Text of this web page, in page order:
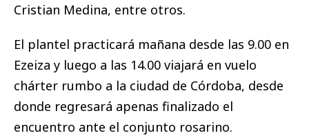
Cristian Medina, entre otros.
El plantel practicará mañana desde las 9.00 en
Ezeiza y luego a las 14.00 viajará en vuelo
chárter rumbo a la ciudad de Córdoba, desde
donde regresará apenas finalizado el
encuentro ante el conjunto rosarino.